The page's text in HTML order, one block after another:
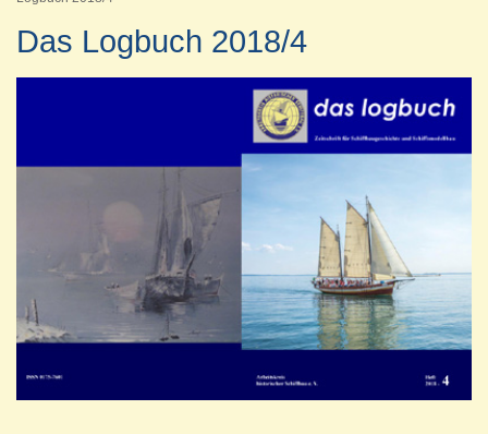
Das Logbuch 2018/4